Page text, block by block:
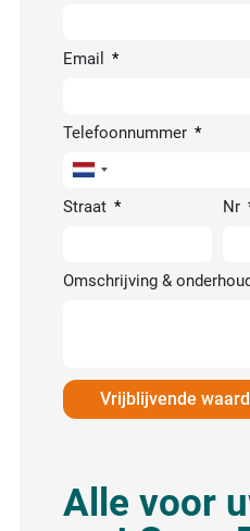
Email
Telefoonnummer
Netherlands
+31
Straat Nr
Omschrijving &
Vrijblijvende
Alle voor